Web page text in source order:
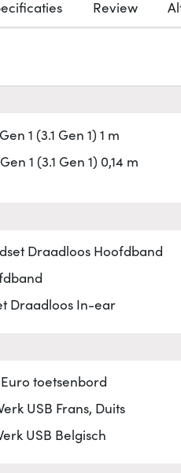
Review
1 (3.1 Gen 1) 1 m
1 (3.1 Gen 1) 0,14 m
Draadloos Hoofdband
Draadloos In-ear
toetsenbord
USB Frans, Duits
USB Belgisch